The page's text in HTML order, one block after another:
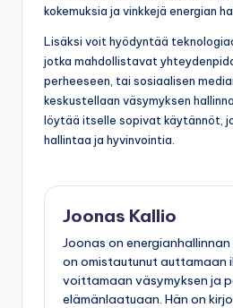
kokemuksia ja vinkkejä energian
Lisäksi voit hyödyntää
jotka mahdollistavat
perheeseen, tai sosiaalisen
keskustellaan väsymyksen
löytää itselle sopivat käytännöt,
hallintaa ja hyvinvointia.
Joonas Kallio
Joonas on
on omistautunut auttamaan
voittamaan väsymyksen ja
elämänlaatuaan. Hän on